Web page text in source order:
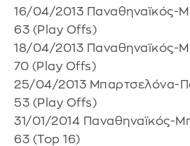
16/04/2013 Παναθηναϊκός-
63 (Play Offs)
18/04/2013 Παναθηναϊκός-
70 (Play Offs)
25/04/2013 Μπαρτσελόνα-
53 (Play Offs)
31/01/2014 Παναθηναϊκός-
63 (Top 16)